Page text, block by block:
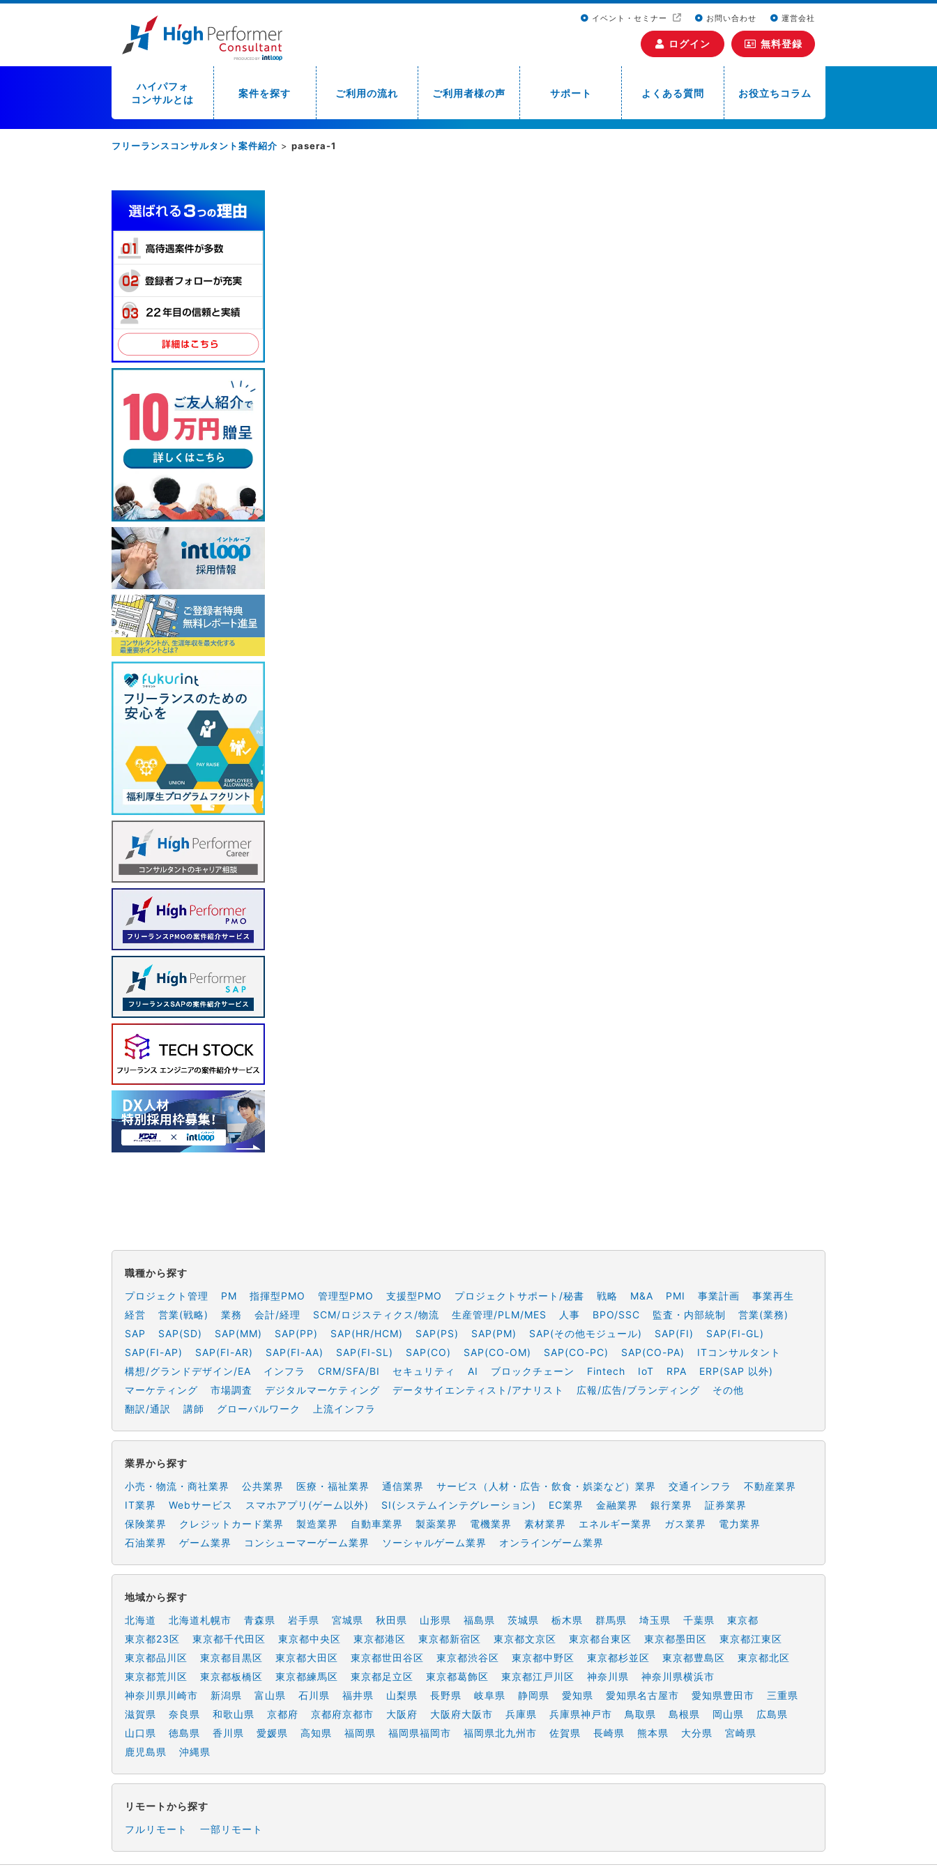
イベント・セミナー お問い合わせ 運営会社
ログイン 無料登録
ハイパフォ
コンサルとは
案件を探す ご利用の流れ ご利用者様の声 サポート よくある質問 お役立ちコラム
フリーランスコンサルタント案件紹介 > pasera-1
職種から探す
プロジェクト管理
PM 指揮型PMO 管理型PMO 支援型PMO プロジェクトサポート/秘書 戦略 M&A PMI 事業計画
事業再生
経営
営業(戦略) 業務 会計/経理 SCM/ロジスティクス/物流 生産管理/PLM/MES 人事 BPO/SSC 監査・内部統制
営業(業務)
SAP
SAP(SD) SAP(MM) SAP(PP) SAP(HR/HCM) SAP(PS) SAP(PM) SAP(その他モジュール) SAP(FI)
SAP(FI-GL)
SAP(FI-AP)
SAP(FI-AR) SAP(FI-AA) SAP(FI-SL) SAP(CO) SAP(CO-OM) SAP(CO-PC) SAP(CO-PA)
ITコンサルタント
構想/グランドデザイン/EA
インフラ CRM/SFA/BI セキュリティ AI ブロックチェーン Fintech IoT RPA
ERP(SAP 以外)
マーケティング
市場調査 デジタルマーケティング データサイエンティスト/アナリスト 広報/広告/ブランディング
その他
翻訳/通訳
講師 グローバルワーク 上流インフラ
業界から探す
小売・物流・商社業界
公共業界 医療・福祉業界 通信業界 サービス（人材・広告・飲食・娯楽など）業界 交通インフラ
不動産業界
IT業界
Webサービス スマホアプリ(ゲーム以外) SI(システムインテグレーション) EC業界 金融業界 銀行業界
証券業界
保険業界
クレジットカード業界 製造業界 自動車業界 製薬業界 電機業界 素材業界 エネルギー業界 ガス業界
電力業界
石油業界
ゲーム業界 コンシューマーゲーム業界 ソーシャルゲーム業界 オンラインゲーム業界
地域から探す
北海道
北海道札幌市 青森県 岩手県 宮城県 秋田県 山形県 福島県 茨城県 栃木県 群馬県 埼玉県 千葉県
東京都
東京都23区
東京都千代田区 東京都中央区 東京都港区 東京都新宿区 東京都文京区 東京都台東区 東京都墨田区
東京都江東区
東京都品川区
東京都目黒区 東京都大田区 東京都世田谷区 東京都渋谷区 東京都中野区 東京都杉並区 東京都豊島区
東京都北区
東京都荒川区
東京都板橋区 東京都練馬区 東京都足立区 東京都葛飾区 東京都江戸川区 神奈川県
神奈川県横浜市
神奈川県川崎市
新潟県 富山県 石川県 福井県 山梨県 長野県 岐阜県 静岡県 愛知県 愛知県名古屋市 愛知県豊田市
三重県
滋賀県
奈良県 和歌山県 京都府 京都府京都市 大阪府 大阪府大阪市 兵庫県 兵庫県神戸市 鳥取県 島根県 岡山県
広島県
山口県
徳島県 香川県 愛媛県 高知県 福岡県 福岡県福岡市 福岡県北九州市 佐賀県 長崎県 熊本県 大分県
宮崎県
鹿児島県
沖縄県
リモートから探す
フルリモート
一部リモート